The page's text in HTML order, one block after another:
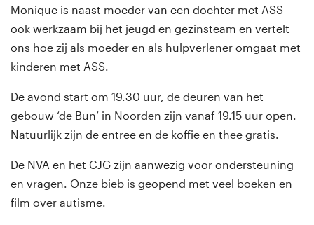
Monique is naast moeder van een dochter met ASS
ook werkzaam bij het jeugd en gezinsteam en vertelt
ons hoe zij als moeder en als hulpverlener omgaat met
kinderen met ASS.
De avond start om 19.30 uur, de deuren van het
gebouw ‘de Bun’ in Noorden zijn vanaf 19.15 uur open.
Natuurlijk zijn de entree en de koffie en thee gratis.
De NVA en het CJG zijn aanwezig voor ondersteuning
en vragen. Onze bieb is geopend met veel boeken en
film over autisme.